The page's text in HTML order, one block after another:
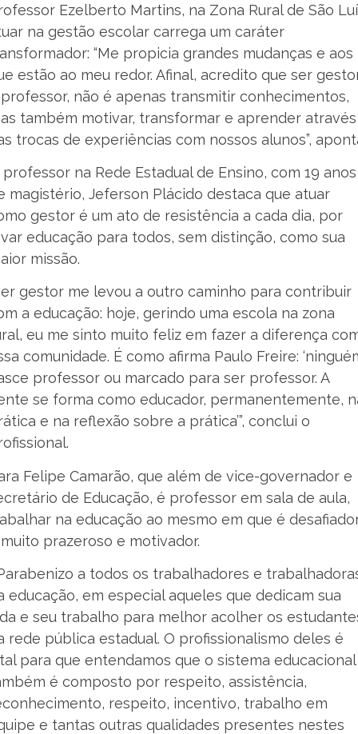
Ezelberto Martins, na Zona Rural de São
na gestão escolar carrega um caráter
“Me propicia grandes mudanças e aos
estão ao meu redor. Afinal, acredito que ser
não é apenas transmitir conhecimentos,
também motivar, transformar e aprender através
trocas de experiências com nossos alunos”,
professor na Rede Estadual de Ensino, com 19 anos
magistério, Jeferson Plácido destaca que atuar
gestor é um ato de resistência a cada dia, por
educação para todos, sem distinção, como sua
missão.
gestor me levou a outro caminho para contribuir
a educação: hoje, gerindo uma escola na zona
eu me sinto muito feliz em fazer a diferença
comunidade. É como afirma Paulo Freire:
professor ou marcado para ser professor. A
se forma como educador, permanentemente,
e na reflexão sobre a prática’”, conclui o
Felipe Camarão, que além de vice-governador e
de Educação, é professor em sala de aula,
na educação ao mesmo em que é
prazeroso e motivador.
a todos os trabalhadores e
educação, em especial aqueles que dedicam sua
e seu trabalho para melhor acolher os
rede pública estadual. O profissionalismo deles é
para que entendamos que o sistema educacional
é composto por respeito, assistência,
respeito, incentivo, trabalho em
e tantas outras qualidades presentes nestes